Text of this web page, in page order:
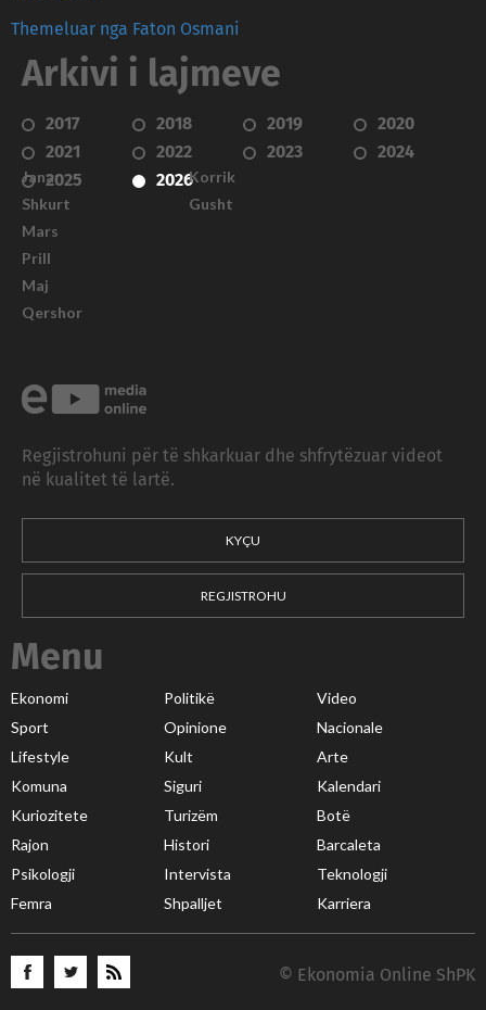
Themeluar nga Faton Osmani
Arkivi i lajmeve
2017 2018 2019
2020
2021
2022 2023
2024
2025
2026
Janar
Shkurt
Mars
Prill
Maj
Qershor
Korrik
Gusht
Regjistrohuni për të shkarkuar dhe shfrytëzuar videot
në kualitet të lartë.
KYÇU
REGJISTROHU
Menu
Ekonomi Politikë
Video
Sport
Opinione
Nacionale
Lifestyle
Kult
Arte
Komuna
Siguri
Kalendari
Kuriozitete
Turizëm
Botë
Rajon
Histori
Barcaleta
Psikologji
Intervista
Teknologji
Femra
Shpalljet Karriera
© Ekonomia Online ShPK